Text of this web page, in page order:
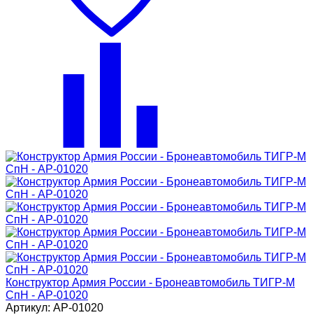
Конструктор Армия России - Бронеавтомобиль ТИГР-М
СпН - АР-01020
Артикул: АР-01020